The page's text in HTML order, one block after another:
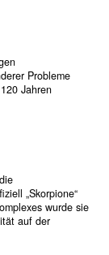
Probleme
Jahren
„Skorpione“
wurde sie
auf der